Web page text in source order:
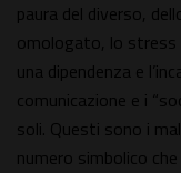
paura del diverso,
omologato, lo stress
una dipendenza e
comunicazione e i
soli. Questi sono i
numero simbolico